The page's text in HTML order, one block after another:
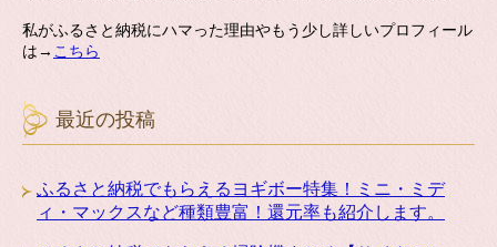
私がふるさと納税にハマった理由やもう少し詳しいプロフィール
は→ こちら
最近の投稿
ふるさと納税でもらえるヨギボー特集！ミニ・ミデ
ィ・マックスなど種類豊富！還元率も紹介します。